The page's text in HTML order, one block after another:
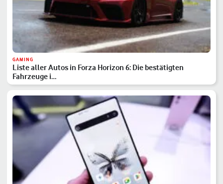
GAMING
Liste aller Autos in Forza Horizon 6: Die bestätigten
Fahrzeuge i…